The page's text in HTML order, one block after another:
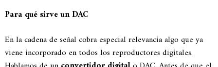
Para qué sirve un DAC
En la cadena de señal cobra especial relevancia algo que ya
viene incorporado en todos los reproductores digitales.